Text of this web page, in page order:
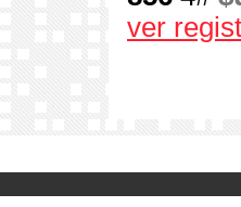
ver